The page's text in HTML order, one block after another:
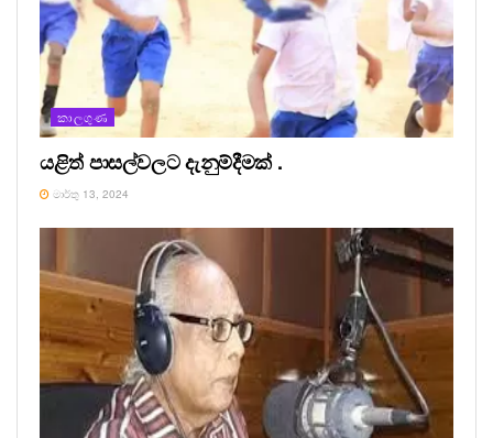
කාලගුණ
යළිත් පාසල්වලට දැනුම්දීමක් .
මාර්තු 13, 2024